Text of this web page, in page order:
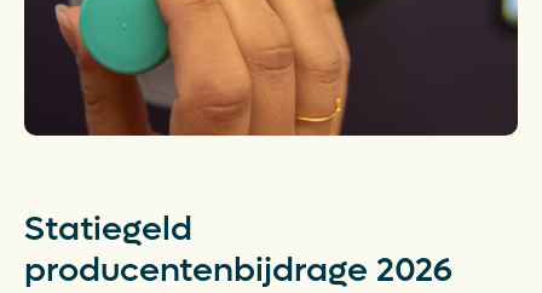
Verpakkingencatalogus
Pers
Contact
Downloads
De Plastic Wijzer
Statiegeld
producentenbijdrage 2026